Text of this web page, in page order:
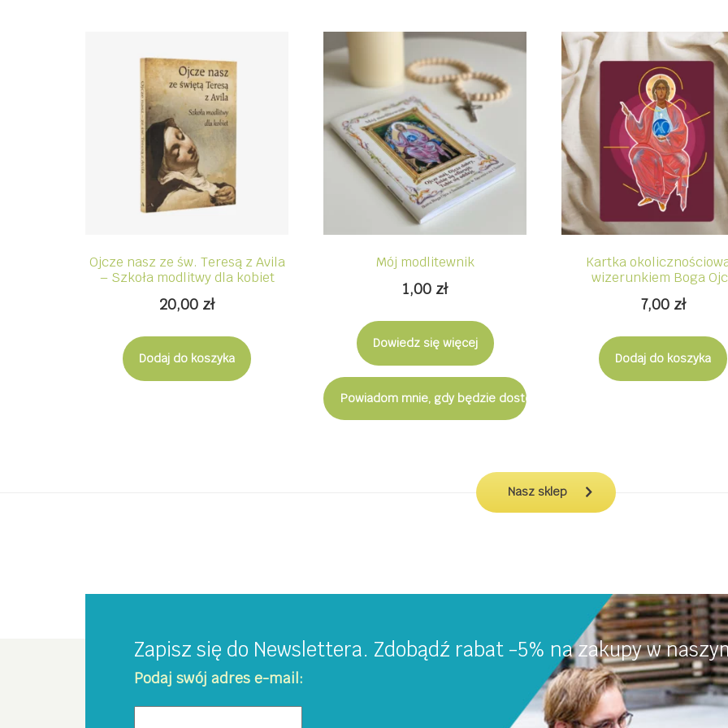
Ojcze nasz ze św. Teresą z Avila
– Szkoła modlitwy dla kobiet
20,00 zł
Dodaj do koszyka
Mój modlitewnik
1,00 zł
Dowiedz się więcej
Powiadom mnie, gdy będzie dostępny
Kartka
wizerunkiem Boga
7,00 zł
Dodaj do koszyka
Nasz sklep
Zapisz się do Newslettera. Zdobądź rabat -5% na zakupy w
Podaj swój adres e-mail: